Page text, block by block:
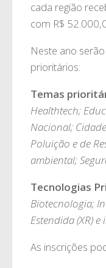
cada região
com R$
Neste ano
prioritários:
Temas
Healthtech;
Nacional;
Poluição e de
ambiental;
Tecnologias
Biotecnologia;
Estendida (XR)
As inscrições